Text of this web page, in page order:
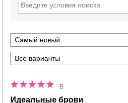
звезд
5
Идеальные брови